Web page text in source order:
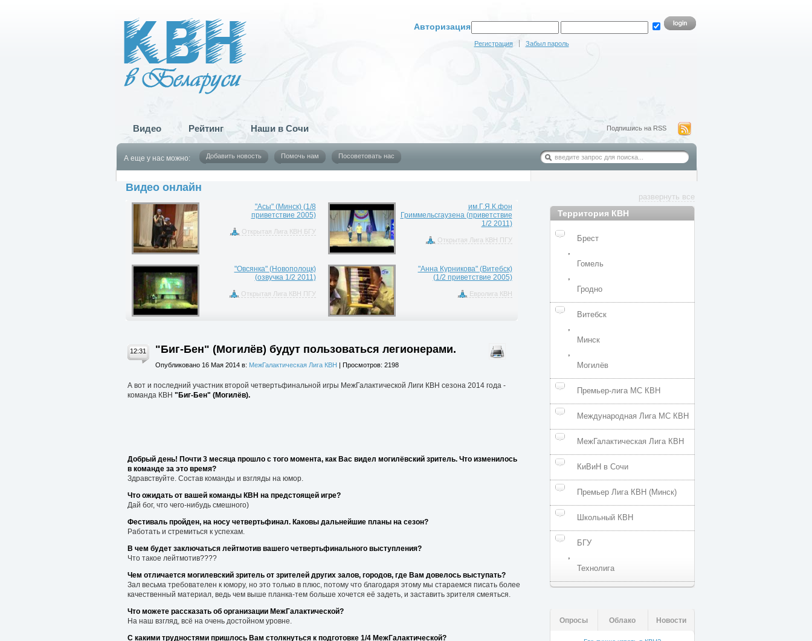
Авторизация
Регистрация Забыл пароль
Подпишись на RSS
Видео Рейтинг Наши в Сочи
А еще у нас можно: Добавить новость Помочь нам Посоветовать нас
Видео онлайн
"Асы" (Минск) (1/8
приветствие 2005)
Открытая Лига КВН БГУ
им.Г.Я.К.фон
Гриммельсгаузена (приветствие
1/2 2011)
Открытая Лига КВН ПГУ
"Овсянка" (Новополоцк)
(озвучка 1/2 2011)
Открытая Лига КВН ПГУ
"Анна Курникова" (Витебск)
(1/2 приветствие 2005)
Евролига КВН
12:31 "Биг-Бен" (Могилёв) будут пользоваться легионерами.
Опубликовано 16 Мая 2014 в: МежГалактическая Лига КВН | Просмотров: 2198
А вот и последний участник второй четвертьфинальной игры МежГалактической Лиги КВН сезона 2014 года -
команда КВН "Биг-Бен" (Могилёв).
Добрый день! Почти 3 месяца прошло с того момента, как Вас видел могилёвский зритель. Что изменилось
в команде за это время?
Здравствуйте. Состав команды и взгляды на юмор.
Что ожидать от вашей команды КВН на предстоящей игре?
Дай бог, что чего-нибудь смешного)
Фестиваль пройден, на носу четвертьфинал. Каковы дальнейшие планы на сезон?
Работать и стремиться к успехам.
В чем будет заключаться лейтмотив вашего четвертьфинального выступления?
Что такое лейтмотив????
Чем отличается могилевский зритель от зрителей других залов, городов, где Вам довелось выступать?
Зал весьма требователен к юмору, но это только в плюс, потому что благодаря этому мы стараемся писать более
качественный материал, ведь чем выше планка-тем больше хочется её задеть, и заставить зрителя смеяться.
Что можете рассказать об организации МежГалактической?
На наш взгляд, всё на очень достойном уровне.
С какими трудностями пришлось Вам столкнуться к подготовке 1/4 МежГалактической?
развернуть все
Территория КВН
Брест
,
Гомель
,
Гродно
Витебск
,
Минск
,
Могилёв
Премьер-лига МС КВН
Международная Лига МС КВН
МежГалактическая Лига КВН
КиВиН в Сочи
Премьер Лига КВН (Минск)
Школьный КВН
БГУ
,
Технолига
Опросы Облако Новости